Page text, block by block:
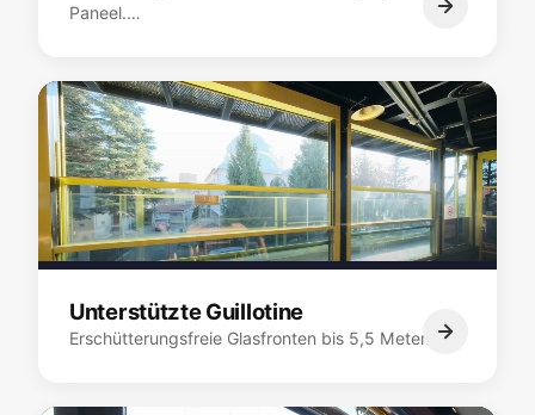
Paneel.…
Unterstützte Guillotine
Erschütterungsfreie Glasfronten bis 5,5 Meter.…